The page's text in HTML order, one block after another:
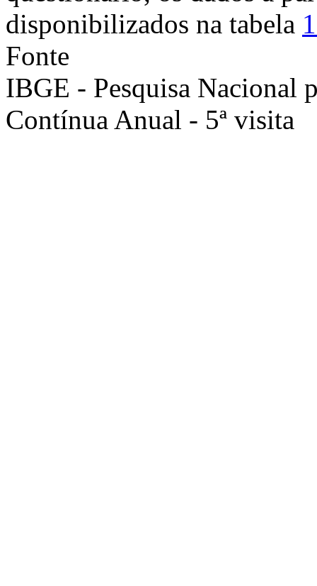
disponibilizados na tabela
Fonte
IBGE - Pesquisa Nacional
Contínua Anual - 5ª visita